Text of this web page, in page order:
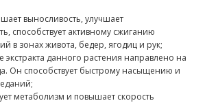
выносливость, улучшает
способствует активному сжиганию
в зонах живота, бедер, ягодиц и рук;
экстракта данного растения направлено на
Он способствует быстрому насыщению и
метаболизм и повышает скорость